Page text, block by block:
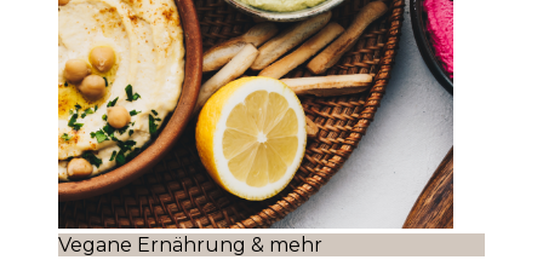
Vegane Ernährung & mehr